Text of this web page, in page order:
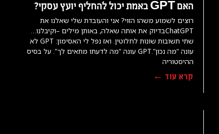
האם GPT באמת יכול להחליף יועץ עסקי?
רוצים לשמוע משהו הזוי? אני והעובדת שלי שאלנו את
ChatGPTבדיוק את אותה שאלה, באותן מילים –וקיבלנו…
שתי תשובות שונות לחלוטין. ואז נפל לי האסימון: GPT לא
עונה “מה נכון”.GPT עונה “מה לדעתו מתאים לך”. על בסיס
ההיסטוריה
קרא עוד ←